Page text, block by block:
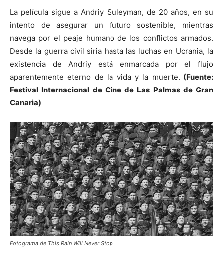
La película sigue a Andriy Suleyman, de 20 años, en su
intento de asegurar un futuro sostenible, mientras
navega por el peaje humano de los conflictos armados.
Desde la guerra civil siria hasta las luchas en Ucrania, la
existencia de Andriy está enmarcada por el flujo
aparentemente eterno de la vida y la muerte. (Fuente:
Festival Internacional de Cine de Las Palmas de Gran
Canaria)
Fotograma de This Rain Will Never Stop